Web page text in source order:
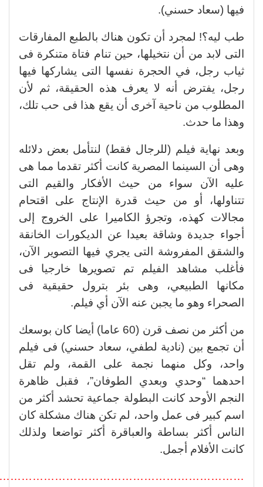
فيها (سعاد حسني).
طب ليه؟! لمجرد أن تكون هناك بالطبع المفارقات
التى لابد من أن نتخيلها، حين تنام فتاة متنكرة فى
ثياب رجل، في الحجرة نفسها التى يشاركها فيها
رجل، يفترض أنه لا يعرف هذه الحقيقة، ثم لأن
المطلوب من ناحية آخرى أن يقع هذا فى حب تلك،
وهذا ما حدث.
وبعد نهاية فيلم (للرجال فقط) لنتأمل بعض دلائله
وهى أن السينما المصرية كانت أكثر تقدما مما هى
عليه الآن سواء من حيث الأفكار والقيم التى
تتناولها، أو من حيث قدرة الإنتاج على اقتحام
مجالات كهذه، وتجرؤ الكاميرا على الخروج إلى
أجواء جديدة وشاقة بعيدا عن الديكورات الخانقة
والشقق المفروشة التى يجري فيها التصوير الآن،
فأغلب مشاهد الفيلم تم تصويرها خارجيا فى
مكانها الطبيعي، وهى بئر بترول حقيقية فى
الصحراء وهو ما يجبن عنه الآن أي فيلم.
من أكثر من نصف قرن (60 عاما) أيضا كان بوسعك
أن تجمع بين (نادية لطفي، سعاد حسني) فى فيلم
واحد، وكل منهما نجمة على القمة، ولم تقل
احدهما “وحدي وبعدي الطوفان”، فقبل ظاهرة
النجم الأوحد كانت البطولة جماعية تحشد أكثر من
اسم كبير فى عمل واحد، لم تكن هناك مشكلة كان
الناس أكثر بساطة والعباقرة أكثر تواضعا ولذلك
كانت الأفلام أجمل.